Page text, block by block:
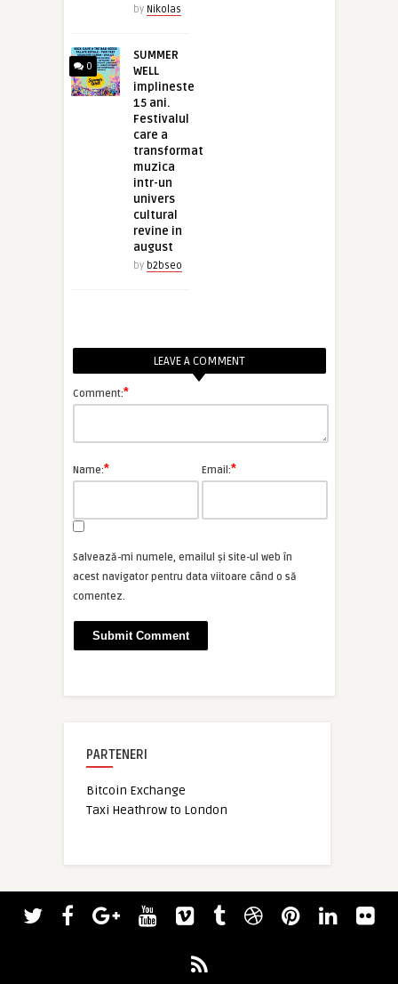
by Nikolas
0
SUMMER
WELL
implineste
15 ani.
Festivalul
care a
transformat
muzica
intr-un
univers
cultural
revine in
august
by b2bseo
LEAVE A COMMENT
Comment:*
Name:* Email:*
Salvează-mi numele, emailul și site-ul web în
acest navigator pentru data viitoare când o să
comentez.
PARTENERI
Bitcoin Exchange
Taxi Heathrow to London